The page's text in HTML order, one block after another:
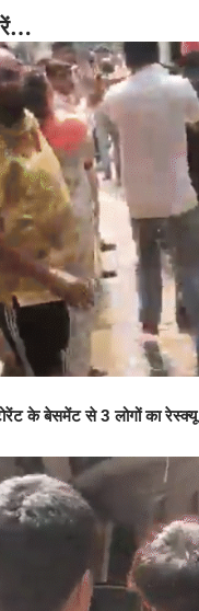
के बेसमेंट से 3 लोगों का रेस्क्यू